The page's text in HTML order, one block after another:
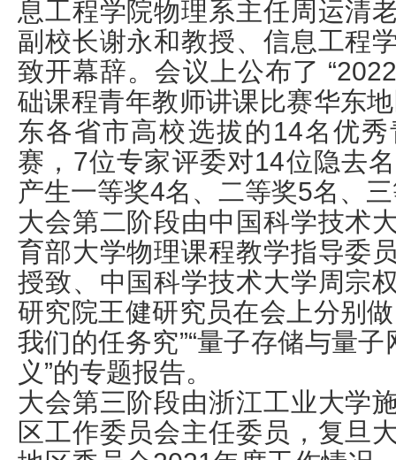
息工程学院物理系主任周运清
副校长谢永和教授、信息工程
致开幕辞。会议上公布了
础课程青年教师讲课比赛华东
东各省市高校选拔的14名优
赛，7位专家评委对14位隐去
产生一等奖4名、二等奖5名、
大会第二阶段由中国科学技术
育部大学物理课程教学指导委
授致、中国科学技术大学周宗
研究院王健研究员在会上分别
我们的任务究”“量子存储与量子
义”的专题报告。
大会第三阶段由浙江工业大学
区工作委员会主任委员，复旦